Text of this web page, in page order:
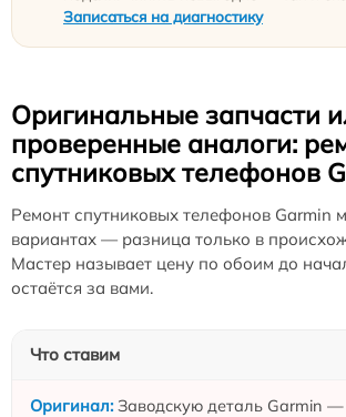
Записаться на диагностику
Оригинальные запчасти
проверенные аналоги:
спутниковых телефонов
Ремонт спутниковых телефонов Garmin
вариантах — разница только в
Мастер называет цену по обоим до
остаётся за вами.
Что ставим
Заводскую деталь Garmin